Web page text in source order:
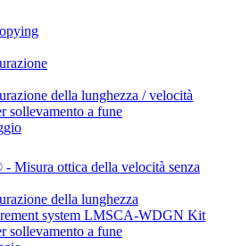
della lunghezza / velocità
sollevamento a fune
Misura ottica della velocità senza
della lunghezza
system LMSCA-WDGN Kit
sollevamento a fune